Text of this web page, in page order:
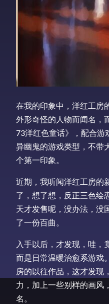
在我的印象中，洋红工房
外形奇怪的人物而闻名，
73洋红色童话》，配合游
异幽鬼的游戏类型，不带
个第一印象。
近期，我听闻洋红工房的
了，想了想，反正三色绘
天才发售呢，没办法，没
了一份百曲。
入手以后，才发现，哇，
而是日常温暖治愈系游戏
房的以往作品，这才发现
力，加上一些别样的画风
名。